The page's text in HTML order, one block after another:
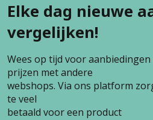
Elke dag nieuwe
vergelijken!
Wees op tijd voor
prijzen met andere
webshops. Via ons platform
te veel
betaald voor een product